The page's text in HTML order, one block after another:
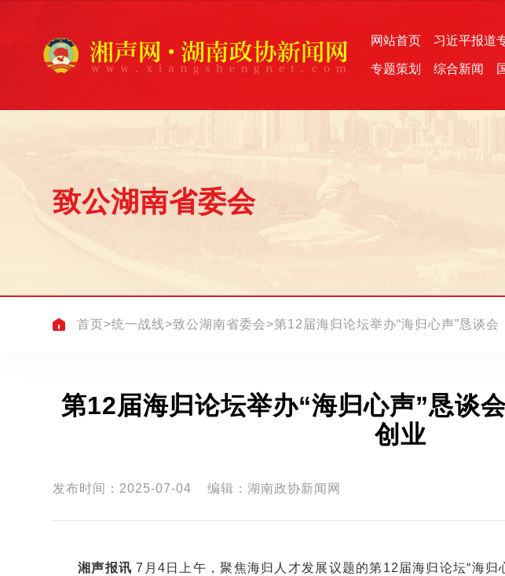
网站首页 习近平报道
专题策划 综合新闻
致公湖南省委会
首页>统一战线>致公湖南省委会>第12届海归论坛举办“海归心声”恳谈
第12届海归论坛举办“海归心声”恳谈
创业
发布时间：2025-07-04 编辑：湖南政协新闻网
湘声报讯 7月4日上午，聚焦海归人才发展议题的第12 届海归论坛“海归